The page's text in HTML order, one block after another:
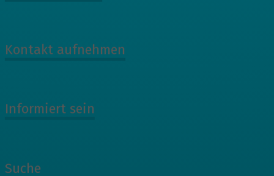
Kontakt aufnehmen
Informiert sein
Suche